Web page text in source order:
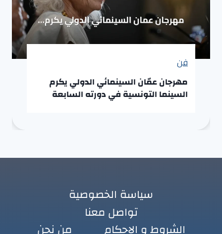
فن
مهرجان عمّان السينمائي الدولي يكرم
السينما التونسية في دورته السابعة
سياسة الخصوصية
تواصل معنا
الشروط و الاحكام
من نحن